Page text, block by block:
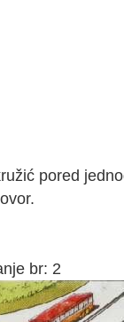
pored
br: 2